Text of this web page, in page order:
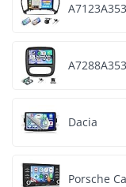
Dacia
Porsche